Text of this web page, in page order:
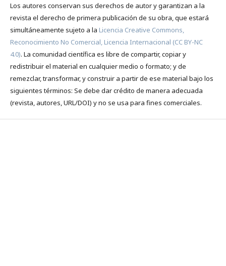
Los autores conservan sus derechos de autor y garantizan a la
revista el derecho de primera publicación de su obra, que estará
simultáneamente sujeto a la Licencia Creative Commons,
Reconocimiento No Comercial, Licencia Internacional (CC BY-NC
4.0). La comunidad científica es libre de compartir, copiar y
redistribuir el material en cualquier medio o formato; y de
remezclar, transformar, y construir a partir de ese material bajo los
siguientes términos: Se debe dar crédito de manera adecuada
(revista, autores, URL/DOI) y no se usa para fines comerciales.